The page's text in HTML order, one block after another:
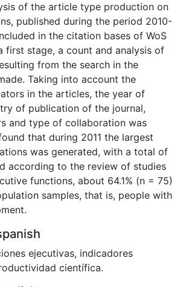
of the article type production on
published during the period 2010-
in the citation bases of WoS
first stage, a count and analysis of
from the search in the
Taking into account the
in the articles, the year of
of publication of the journal,
and type of collaboration was
that during 2011 the largest
was generated, with a total of
according to the review of studies
functions, about 64.1% (n = 75)
samples, that is, people with
ejecutivas, indicadores
científica.